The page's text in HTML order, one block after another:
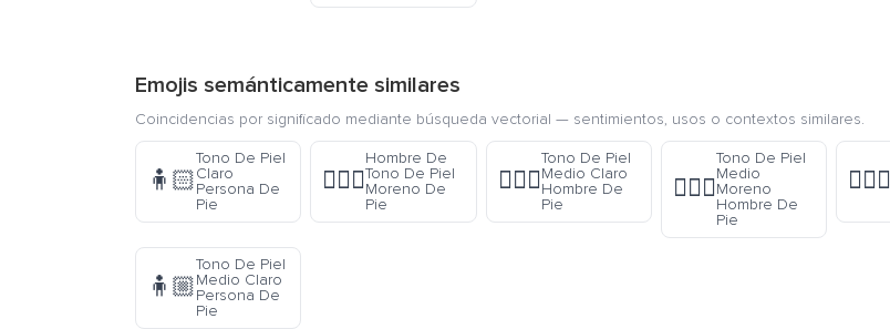
Emojis semánticamente similares
Coincidencias por significado mediante búsqueda vectorial — sentimientos, usos o contextos similares.
🧍🏻
Tono De Piel
Claro
Persona De
Pie
🧍🏿‍♂️
Hombre De
Tono De Piel
Moreno De
Pie
🧍🏼‍♂️
Tono De Piel
Medio Claro
Hombre De
Pie
🧍🏾‍♂️
Tono De Piel
Medio
Moreno
Hombre De
Pie
🧍🏽‍♂️
🧍🏼
Tono De Piel
Medio Claro
Persona De
Pie